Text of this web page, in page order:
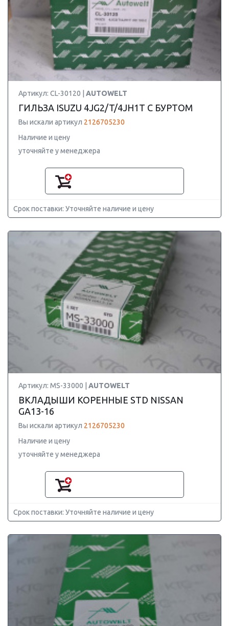
Артикул: CL-30120 | AUTOWELT
ГИЛЬЗА ISUZU 4JG2/T/4JH1T С БУРТОМ
Вы искали артикул 2126705230
Наличие и цену
уточняйте у менеджера
Срок поставки: Уточняйте наличие и цену
Артикул: MS-33000 | AUTOWELT
ВКЛАДЫШИ КОРЕННЫЕ STD NISSAN
GA13-16
Вы искали артикул 2126705230
Наличие и цену
уточняйте у менеджера
Срок поставки: Уточняйте наличие и цену